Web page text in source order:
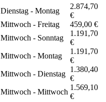
Dienstag - Montag
2.874,70
€
Mittwoch - Freitag
459,00 €
Mittwoch - Sonntag
1.191,70
€
Mittwoch - Montag
1.191,70
€
Mittwoch - Dienstag
1.380,40
€
Mittwoch - Mittwoch
1.569,10
€